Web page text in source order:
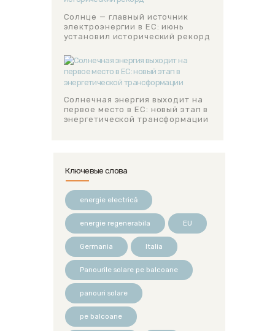
Солнце — главный источник
электроэнергии в ЕС: июнь
установил исторический рекорд
Солнечная энергия выходит на
первое место в ЕС: новый этап в
энергетической трансформации
Ключевые слова
energie electrică
energie regenerabila EU
Germania Italia
Panourile solare pe balcoane
panouri solare
pe balcoane